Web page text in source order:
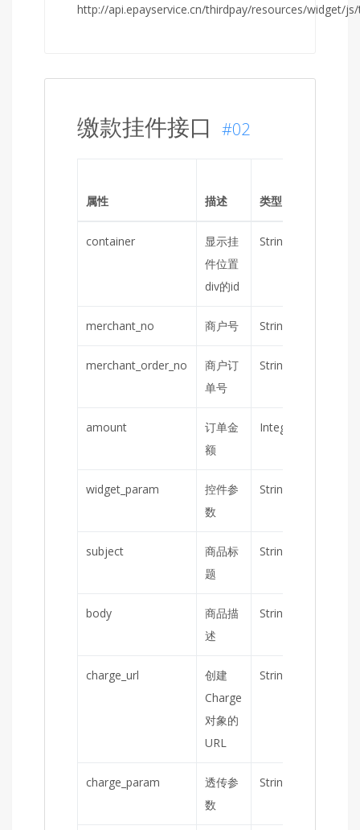
http://api.epayservice.cn/thirdpay/resources/widget/
缴款挂件接口 #02
属性 描述 类型
container
显示挂
件位置
div的id
String
merchant_no 商户号 String
merchant_order_no
商户订
单号
String
amount
订单金
额
Integer
widget_param
控件参
数
String
subject
商品标
题
String
body
商品描
述
String
charge_url
创建
Charge
对象的
URL
String
charge_param
透传参
数
String